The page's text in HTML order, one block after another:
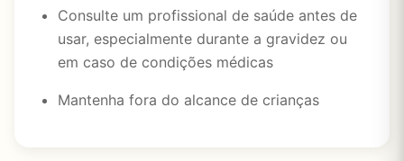
Consulte um profissional de saúde antes de
usar, especialmente durante a gravidez ou
em caso de condições médicas
Mantenha fora do alcance de crianças